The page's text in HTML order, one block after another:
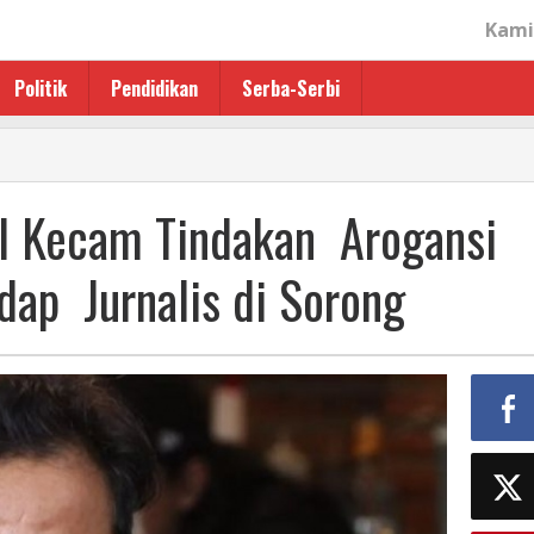
Politik Pendidikan Serba-Serbi
Tindakan Arogansi
Jurnalis di Sorong